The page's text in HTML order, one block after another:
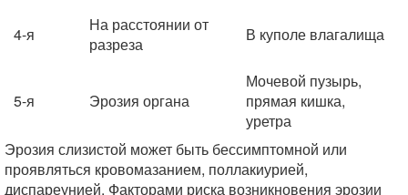
4-я
На расстоянии от
разреза
В куполе влагалища
5-я Эрозия органа
Мочевой пузырь,
прямая кишка,
уретра
Эрозия слизистой может быть бессимптомной или
проявляться кровомазанием, поллакиурией,
диспареунией. Факторами риска возникновения эрозии